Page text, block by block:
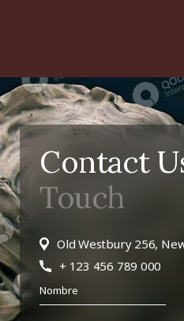
Contact
Touch
Old Westbury 256,
+ 123 456 789 000